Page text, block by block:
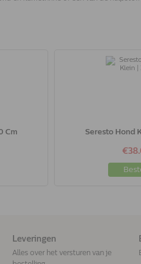
Cm Seresto Hond
Leveringen
Alles over het versturen van je